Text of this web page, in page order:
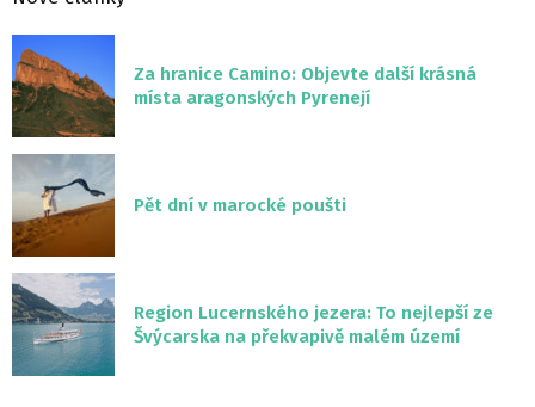
Za hranice Camino: Objevte další krásná
místa aragonských Pyrenejí
Pět dní v marocké poušti
Region Lucernského jezera: To nejlepší ze
Švýcarska na překvapivě malém území